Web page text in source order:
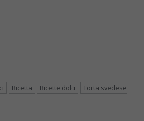
Ricetta Ricette dolci
Torta svedese